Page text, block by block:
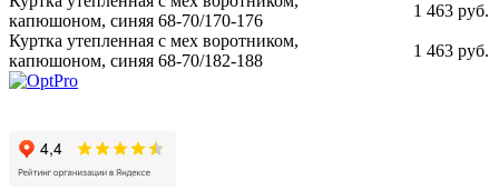
капюшоном, синяя 68-70/170-176
1 463 руб.
Куртка утепленная с мех воротником,
капюшоном, синяя 68-70/182-188
1 463 руб.